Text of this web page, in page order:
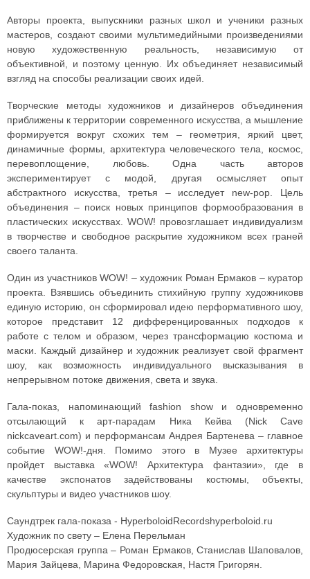
Авторы проекта, выпускники разных школ и ученики разных
мастеров, создают своими мультимедийными произведениями
новую художественную реальность, независимую от
объективной, и поэтому ценную. Их объединяет независимый
взгляд на способы реализации своих идей.
Творческие методы художников и дизайнеров объединения
приближены к территории современного искусства, а мышление
формируется вокруг схожих тем – геометрия, яркий цвет,
динамичные формы, архитектура человеческого тела, космос,
перевоплощение, любовь. Одна часть авторов
экспериментирует с модой, другая осмысляет опыт
абстрактного искусства, третья – исследует new-pop. Цель
объединения – поиск новых принципов формообразования в
пластических искусствах. WOW! провозглашает индивидуализм
в творчестве и свободное раскрытие художником всех граней
своего таланта.
Один из участников WOW! – художник Роман Ермаков – куратор
проекта. Взявшись объединить стихийную группу художниковв
единую историю, он сформировал идею перформативного шоу,
которое представит 12 дифференцированных подходов к
работе с телом и образом, через трансформацию костюма и
маски. Каждый дизайнер и художник реализует свой фрагмент
шоу, как возможность индивидуального высказывания в
непрерывном потоке движения, света и звука.
Гала-показ, напоминающий fashion show и одновременно
отсылающий к арт-парадам Ника Кейва (Nick Cave
nickcaveart.com) и перформансам Андрея Бартенева – главное
событие WOW!-дня. Помимо этого в Музее архитектуры
пройдет выставка «WOW! Архитектура фантазии», где в
качестве экспонатов задействованы костюмы, объекты,
скульптуры и видео участников шоу.
Саундтрек гала-показа - HyperboloidRecordshyperboloid.ru
Художник по свету – Елена Перельман
Продюсерская группа – Роман Ермаков, Станислав Шаповалов,
Мария Зайцева, Марина Федоровская, Настя Григорян.